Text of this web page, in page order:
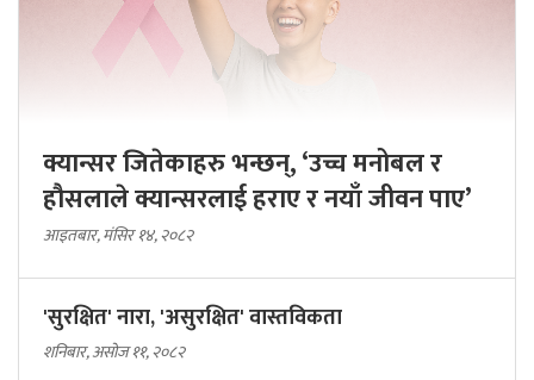
क्यान्सर जितेकाहरु भन्छन्, ‘उच्च मनोबल र
हौसलाले क्यान्सरलाई हराए र नयाँ जीवन पाए’
आइतबार, मंसिर १४, २०८२
'सुरक्षित' नारा, 'असुरक्षित' वास्तविकता
शनिबार, असोज ११, २०८२